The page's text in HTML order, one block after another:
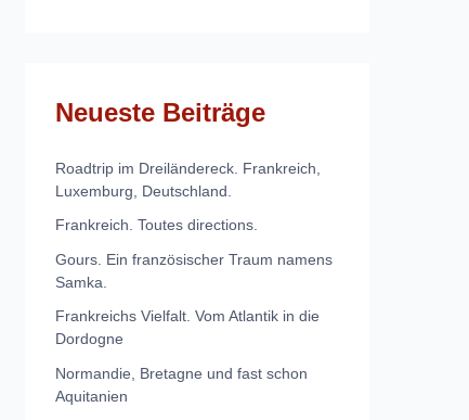
Neueste Beiträge
Roadtrip im Dreiländereck. Frankreich,
Luxemburg, Deutschland.
Frankreich. Toutes directions.
Gours. Ein französischer Traum namens
Samka.
Frankreichs Vielfalt. Vom Atlantik in die
Dordogne
Normandie, Bretagne und fast schon
Aquitanien